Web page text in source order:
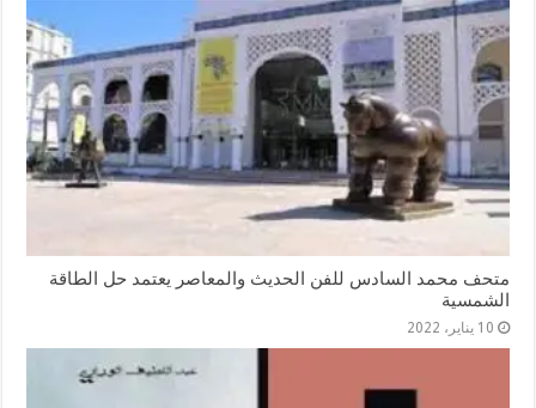
متحف محمد السادس للفن الحديث والمعاصر يعتمد حل الطاقة
الشمسية
10 يناير، 2022